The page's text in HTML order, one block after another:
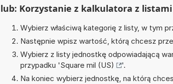
lub: Korzystanie z kalkulatora z
Wybierz właściwą kategorię z listy, w tym
Następnie wpisz wartość, którą chcesz
Wybierz z listy jednostkę odpowiadającą
przypadku 'Square mil (US)
'.
Na koniec wybierz jednostkę, na którą